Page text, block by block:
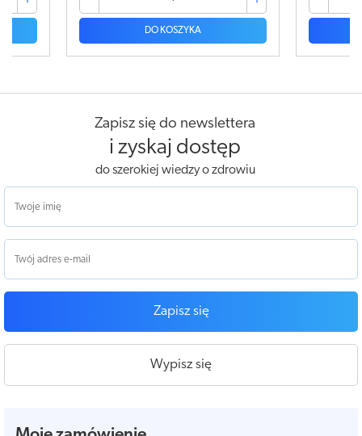
DO KOSZYKA
Zapisz się do newslettera
i zyskaj dostęp
do szerokiej wiedzy o zdrowiu
Zapisz się
Wypisz się